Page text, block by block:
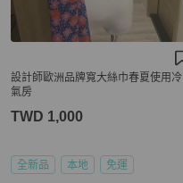
設計師歐洲品牌寬大絲巾春夏使用冷
氣房
TWD 1,000
全新品 本地 免運